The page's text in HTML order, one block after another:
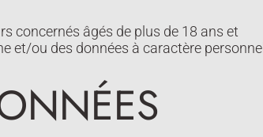
concernés âgés de plus de 18 ans et
et/ou des données à caractère personnel